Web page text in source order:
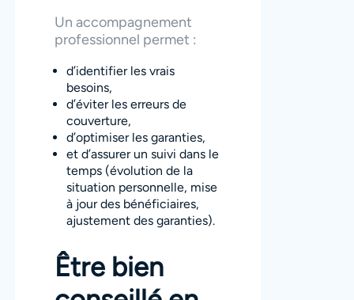
Un accompagnement
professionnel permet :
d’identifier les vrais
besoins,
d’éviter les erreurs de
couverture,
d’optimiser les garanties,
et d’assurer un suivi dans le
temps (évolution de la
situation personnelle, mise
à jour des bénéficiaires,
ajustement des garanties).
Être bien